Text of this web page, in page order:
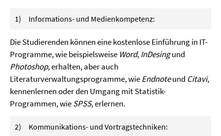
1) Informations- und Medienkompetenz:
Die Studierenden können eine kostenlose Einführung in IT-
Programme, wie beispielsweise Word,InDesingund
Photoshop, erhalten, aber auch
Literaturverwaltungsprogramme, wieEndnoteund Citavi,
kennenlernen oder den Umgang mit Statistik-
Programmen, wieSPSS, erlernen.
2) Kommunikations- und Vortragstechniken: